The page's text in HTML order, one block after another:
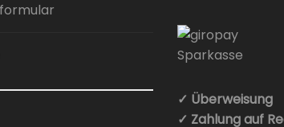
✓ Überweisung
✓ Zahlung auf